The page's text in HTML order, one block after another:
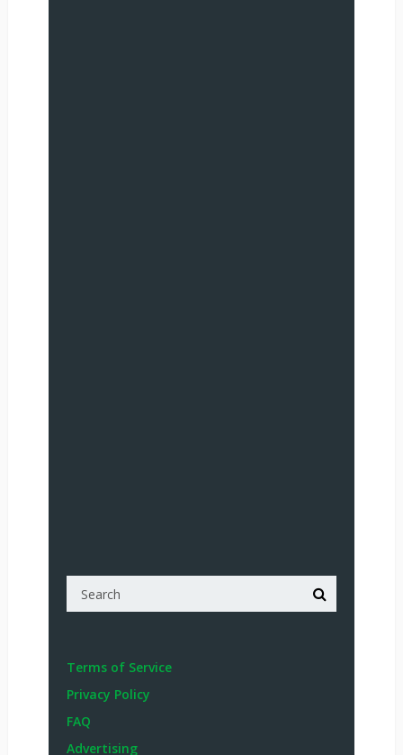
Terms of Service
Privacy Policy
FAQ
Advertising